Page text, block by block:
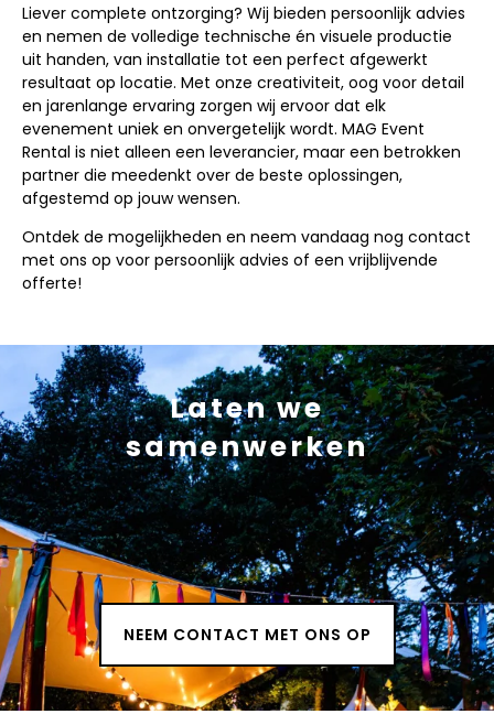
Liever complete ontzorging? Wij bieden persoonlijk advies
en nemen de volledige technische én visuele productie
uit handen, van installatie tot een perfect afgewerkt
resultaat op locatie. Met onze creativiteit, oog voor detail
en jarenlange ervaring zorgen wij ervoor dat elk
evenement uniek en onvergetelijk wordt. MAG Event
Rental is niet alleen een leverancier, maar een betrokken
partner die meedenkt over de beste oplossingen,
afgestemd op jouw wensen.
Ontdek de mogelijkheden en neem vandaag nog contact
met ons op voor persoonlijk advies of een vrijblijvende
offerte!
Laten we
samenwerken
NEEM CONTACT MET ONS OP